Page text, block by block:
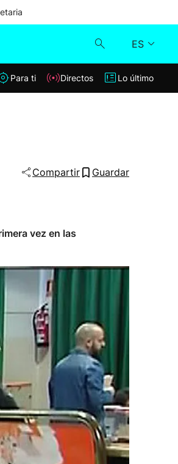
ES
Klisk
Para ti Directos Lo último
Compartir Guardar
vez en las